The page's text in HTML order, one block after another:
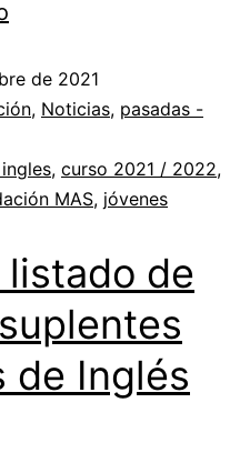
de 2021
, Noticias, pasadas -
, curso 2021 / 2022,
MAS, jóvenes
listado de
de Inglés